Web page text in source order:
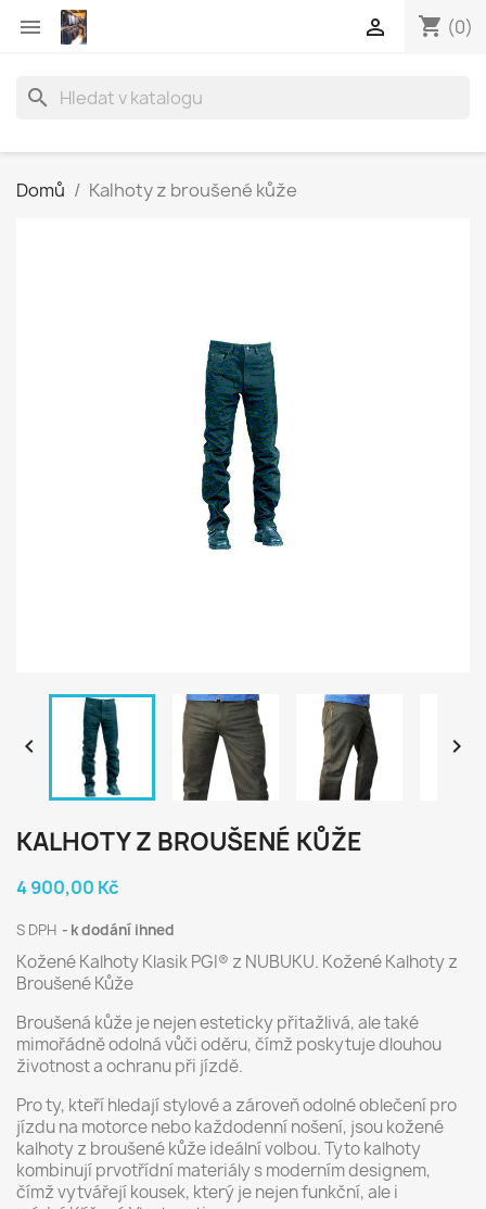
 shopping_cart (0)

search
Domů Kalhoty z broušené kůže
 
KALHOTY Z BROUŠENÉ KŮŽE
4 900,00 Kč
S DPH k dodání ihned
Kožené Kalhoty Klasik PGI® z NUBUKU. Kožené Kalhoty z
Broušené Kůže
Broušená kůže je nejen esteticky přitažlivá, ale také
mimořádně odolná vůči oděru, čímž poskytuje dlouhou
životnost a ochranu při jízdě.
Pro ty, kteří hledají stylové a zároveň odolné oblečení pro
jízdu na motorce nebo každodenní nošení, jsou kožené
kalhoty z broušené kůže ideální volbou. Tyto kalhoty
kombinují prvotřídní materiály s moderním designem,
čímž vytvářejí kousek, který je nejen funkční, ale i